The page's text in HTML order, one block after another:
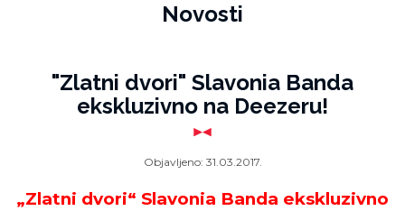
Novosti
"Zlatni dvori" Slavonia Banda
ekskluzivno na Deezeru!
Objavljeno: 31.03.2017.
„Zlatni dvori“ Slavonia Banda ekskluzivno